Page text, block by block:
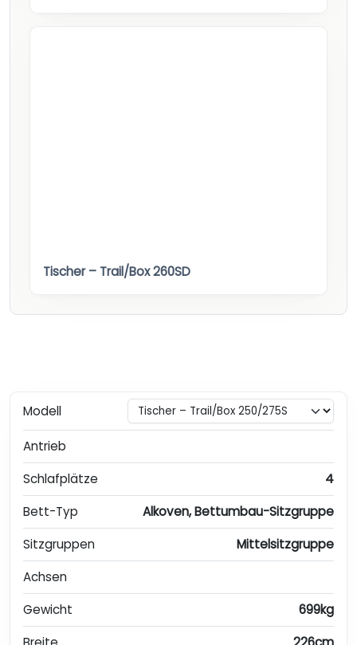
Tischer – Trail/Box 260SD
Modell
Antrieb
Schlafplätze
4
Bett-Typ
Alkoven, Bettumbau-Sitzgruppe
Sitzgruppen
Mittelsitzgruppe
Achsen
Gewicht
699kg